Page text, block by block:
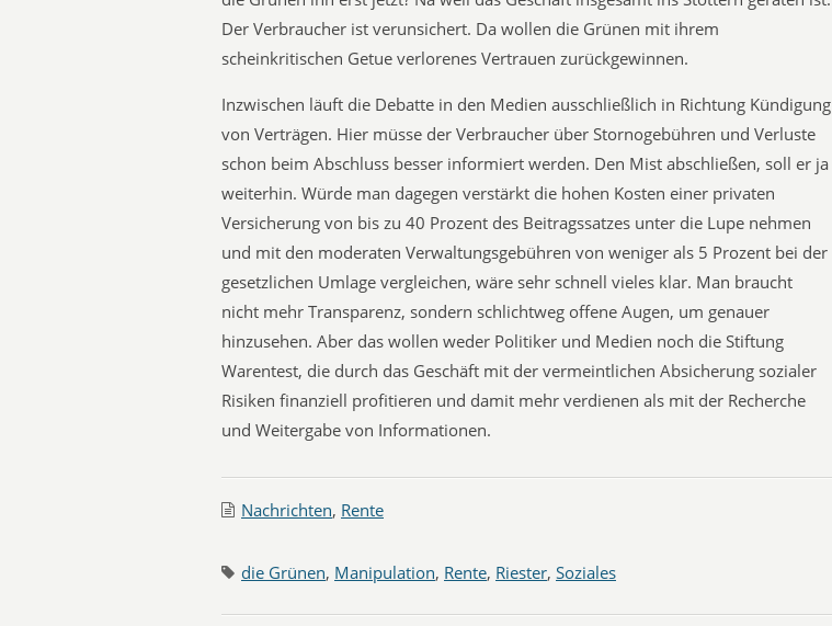
Der Verbraucher ist verunsichert. Da wollen die Grünen mit ihrem
scheinkritischen Getue verlorenes Vertrauen zurückgewinnen.
Inzwischen läuft die Debatte in den Medien ausschließlich in Richtung Kündigung
von Verträgen. Hier müsse der Verbraucher über Stornogebühren und Verluste
schon beim Abschluss besser informiert werden. Den Mist abschließen, soll er ja
weiterhin. Würde man dagegen verstärkt die hohen Kosten einer privaten
Versicherung von bis zu 40 Prozent des Beitragssatzes unter die Lupe nehmen
und mit den moderaten Verwaltungsgebühren von weniger als 5 Prozent bei der
gesetzlichen Umlage vergleichen, wäre sehr schnell vieles klar. Man braucht
nicht mehr Transparenz, sondern schlichtweg offene Augen, um genauer
hinzusehen. Aber das wollen weder Politiker und Medien noch die Stiftung
Warentest, die durch das Geschäft mit der vermeintlichen Absicherung sozialer
Risiken finanziell profitieren und damit mehr verdienen als mit der Recherche
und Weitergabe von Informationen.
Nachrichten, Rente
die Grünen, Manipulation, Rente, Riester, Soziales